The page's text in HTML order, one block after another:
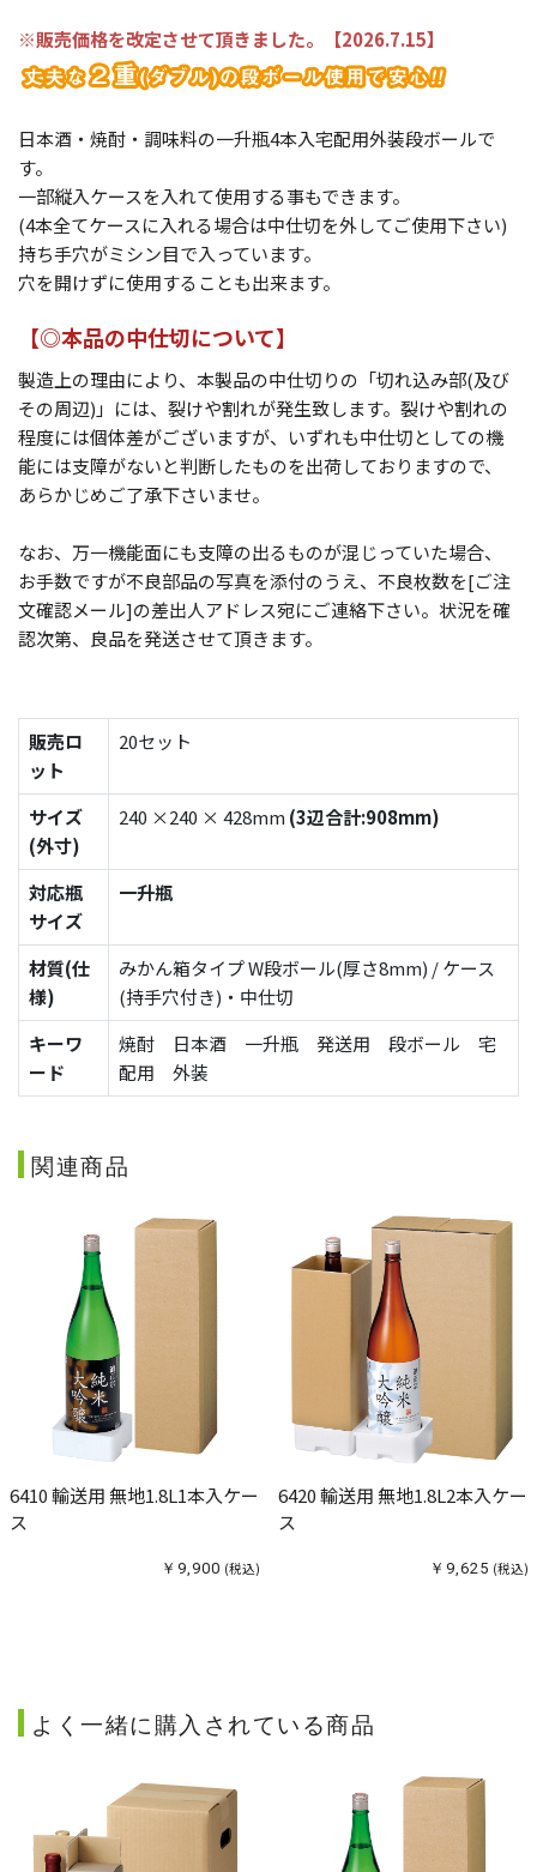
※販売価格を改定させて頂きました。【2026.7.15】
日本酒・焼酎・調味料の一升瓶4本入宅配用外装段ボールで
す。
一部縦入ケースを入れて使用する事もできます。
(4本全てケースに入れる場合は中仕切を外してご使用下さい)
持ち手穴がミシン目で入っています。
穴を開けずに使用することも出来ます。
【◎本品の中仕切について】
製造上の理由により、本製品の中仕切りの「切れ込み部(及び
その周辺)」には、裂けや割れが発生致します。裂けや割れの
程度には個体差がございますが、いずれも中仕切としての機
能には支障がないと判断したものを出荷しておりますので、
あらかじめご了承下さいませ。
なお、万一機能面にも支障の出るものが混じっていた場合、
お手数ですが不良部品の写真を添付のうえ、不良枚数を[ご注
文確認メール]の差出人アドレス宛にご連絡下さい。状況を確
認次第、良品を発送させて頂きます。
販売ロ
ット
20セット
サイズ
(外寸)
240 ×240 × 428mm (3辺合計:908mm)
対応瓶
サイズ
一升瓶
材質(仕
様)
みかん箱タイプ W段ボール(厚さ8mm) / ケース
(持手穴付き)・中仕切
キーワ
ード
焼酎 日本酒 一升瓶 発送用 段ボール 宅
配用 外装
関連商品
6410 輸送用 無地1.8L1本入ケー
ス
￥9,900 (税込)
6420 輸送用 無地1.8L2本入ケー
ス
￥9,625 (税込)
よく一緒に購入されている商品